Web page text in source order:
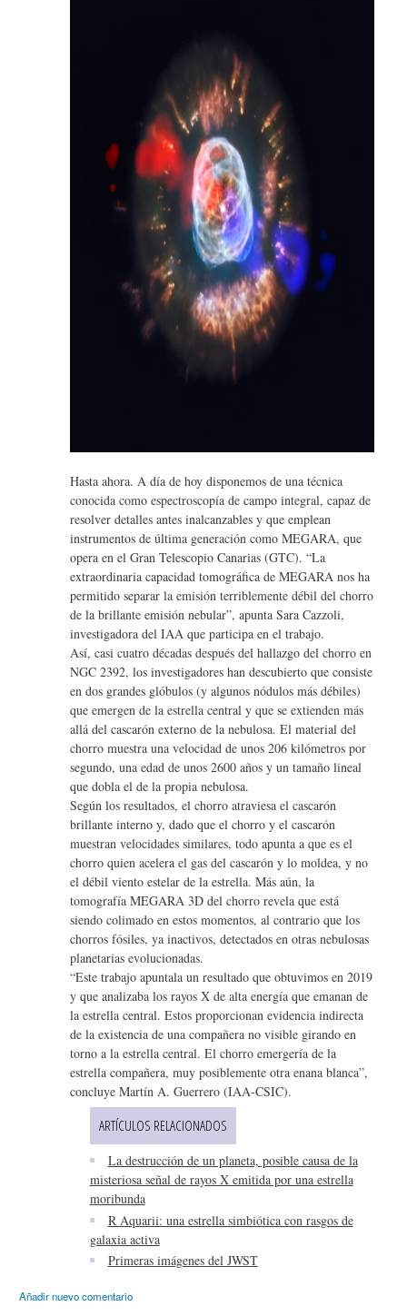
Hasta ahora. A día de hoy disponemos de una técnica
conocida como espectroscopía de campo integral, capaz de
resolver detalles antes inalcanzables y que emplean
instrumentos de última generación como MEGARA, que
opera en el Gran Telescopio Canarias (GTC). “La
extraordinaria capacidad tomográfica de MEGARA nos ha
permitido separar la emisión terriblemente débil del chorro
de la brillante emisión nebular”, apunta Sara Cazzoli,
investigadora del IAA que participa en el trabajo.
Así, casi cuatro décadas después del hallazgo del chorro en
NGC 2392, los investigadores han descubierto que consiste
en dos grandes glóbulos (y algunos nódulos más débiles)
que emergen de la estrella central y que se extienden más
allá del cascarón externo de la nebulosa. El material del
chorro muestra una velocidad de unos 206 kilómetros por
segundo, una edad de unos 2600 años y un tamaño lineal
que dobla el de la propia nebulosa.
Según los resultados, el chorro atraviesa el cascarón
brillante interno y, dado que el chorro y el cascarón
muestran velocidades similares, todo apunta a que es el
chorro quien acelera el gas del cascarón y lo moldea, y no
el débil viento estelar de la estrella. Más aún, la
tomografía MEGARA 3D del chorro revela que está
siendo colimado en estos momentos, al contrario que los
chorros fósiles, ya inactivos, detectados en otras nebulosas
planetarias evolucionadas.
“Este trabajo apuntala un resultado que obtuvimos en 2019
y que analizaba los rayos X de alta energía que emanan de
la estrella central. Estos proporcionan evidencia indirecta
de la existencia de una compañera no visible girando en
torno a la estrella central. El chorro emergería de la
estrella compañera, muy posiblemente otra enana blanca”,
concluye Martín A. Guerrero (IAA-CSIC).
ARTÍCULOS RELACIONADOS
La destrucción de un planeta, posible causa de la
misteriosa señal de rayos X emitida por una estrella
moribunda
R Aquarii: una estrella simbiótica con rasgos de
galaxia activa
Primeras imágenes del JWST
Añadir nuevo comentario